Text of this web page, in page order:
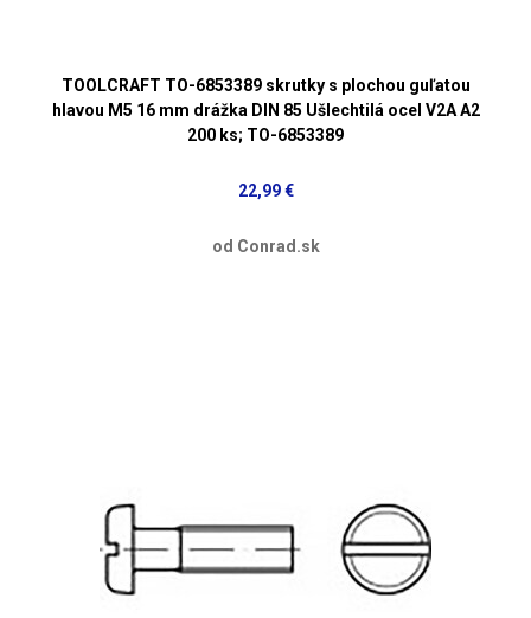
TOOLCRAFT TO-6853389 skrutky s plochou guľatou
hlavou M5 16 mm drážka DIN 85 Ušlechtilá ocel V2A A2
200 ks; TO-6853389
22,99 €
od Conrad.sk